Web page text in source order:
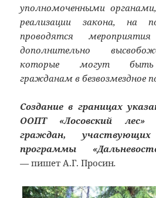
уполномоченными
реализации закона, на
проводятся
дополнительно
которые могут быть
гражданам в безвозмездное
Создание в границах
ООПТ «Лосовский
граждан,
программы
—пишет А.Г. Просин.